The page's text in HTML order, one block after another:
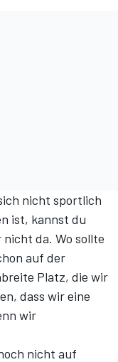
nicht sportlich
ist, kannst du
da. Wo sollte
auf der
Platz, die wir
dass wir eine
wir
nicht auf